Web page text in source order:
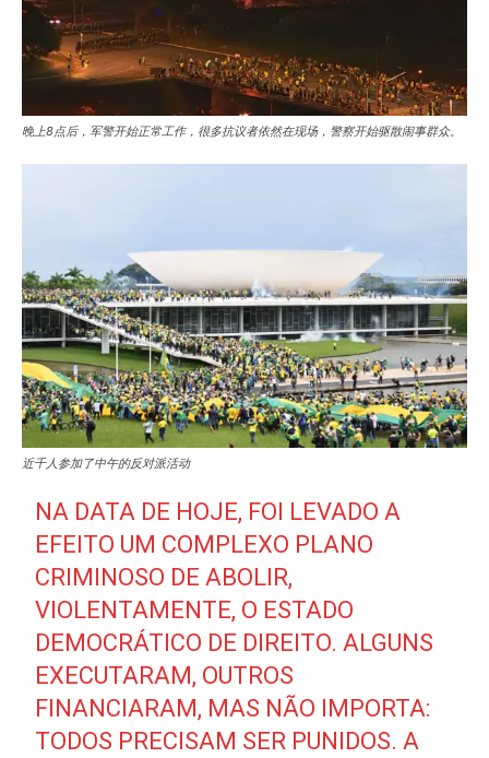
晚上8点后，军警开始正常工作，很多抗议者依然在现场，警察开始驱散闹事群众。
近千人参加了中午的反对派活动
NA DATA DE HOJE, FOI LEVADO A
EFEITO UM COMPLEXO PLANO
CRIMINOSO DE ABOLIR,
VIOLENTAMENTE, O ESTADO
DEMOCRÁTICO DE DIREITO. ALGUNS
EXECUTARAM, OUTROS
FINANCIARAM, MAS NÃO IMPORTA:
TODOS PRECISAM SER PUNIDOS. A